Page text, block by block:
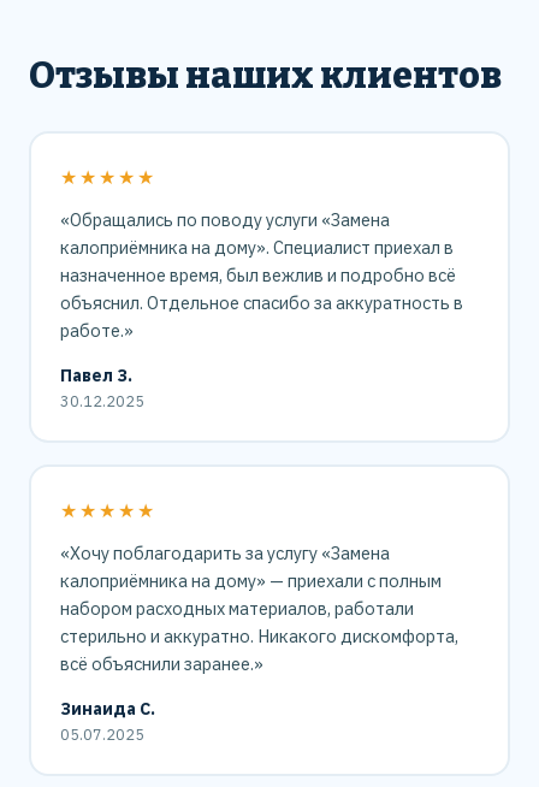
Отзывы наших клиентов
★★★★★
«Обращались по поводу услуги «Замена
калоприёмника на дому». Специалист приехал в
назначенное время, был вежлив и подробно всё
объяснил. Отдельное спасибо за аккуратность в
работе.»
Павел З.
30.12.2025
★★★★★
«Хочу поблагодарить за услугу «Замена
калоприёмника на дому» — приехали с полным
набором расходных материалов, работали
стерильно и аккуратно. Никакого дискомфорта,
всё объяснили заранее.»
Зинаида С.
05.07.2025